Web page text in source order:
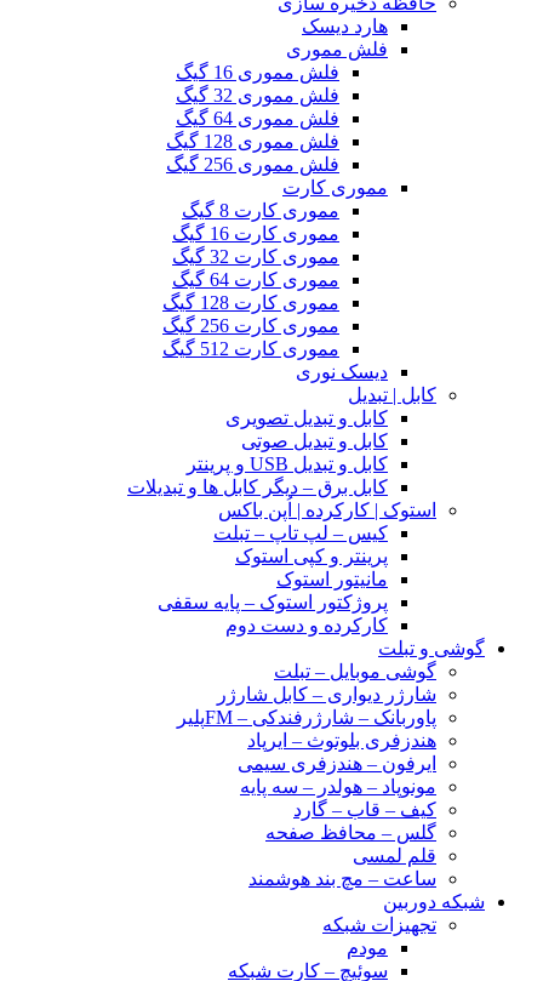
هارد دیسک
فلش مموری
فلش مموری 16 گیگ
فلش مموری 32 گیگ
فلش مموری 64 گیگ
فلش مموری 128 گیگ
فلش مموری 256 گیگ
مموری کارت
مموری کارت 8 گیگ
مموری کارت 16 گیگ
مموری کارت 32 گیگ
مموری کارت 64 گیگ
مموری کارت 128 گیگ
مموری کارت 256 گیگ
مموری کارت 512 گیگ
دیسک نوری
کابل | تبدیل
کابل و تبدیل تصویری
کابل و تبدیل صوتی
کابل و تبدیل USB و پرینتر
کابل برق – دیگر کابل ها و تبدیلات
استوک | کارکرده | اُپن باکس
کیس – لپ تاپ – تبلت
پرینتر و کپی استوک
مانیتور استوک
پروژکتور استوک – پایه سقفی
کارکرده و دست دوم
گوشی و تبلت
گوشی موبایل – تبلت
شارژر دیواری – کابل شارژر
پاوربانک – شارژرفندکی – FMپلیر
هندزفری بلوتوث – ایرپاد
ایرفون – هندزفری سیمی
مونوپاد – هولدر – سه پایه
کیف – قاب – گارد
گلس – محافظ صفحه
قلم لمسی
ساعت – مچ بند هوشمند
شبکه دوربین
تجهیزات شبکه
مودم
سوئیچ – کارت شبکه